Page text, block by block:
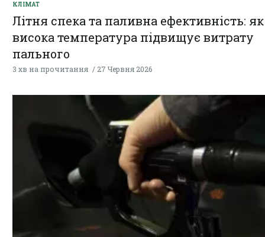
КЛІМАТ
Літня спека та паливна ефективність: як
висока температура підвищує витрату
пального
3 хв на прочитання 27 Червня 2026